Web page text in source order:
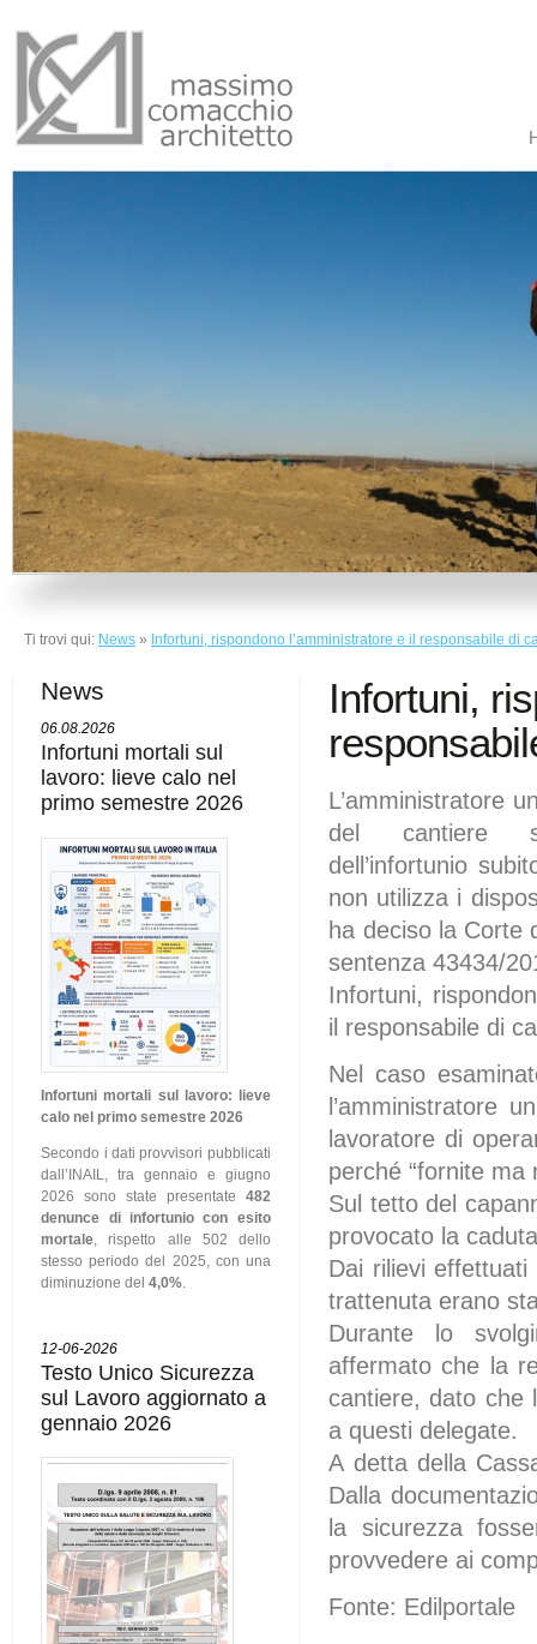
Ti trovi qui: News » Infortuni, rispondono l’amministratore e il responsabile di
News
06.08.2026
Infortuni mortali sul
lavoro: lieve calo nel
primo semestre 2026
Infortuni mortali sul lavoro: lieve
calo nel primo semestre 2026
Secondo i dati provvisori pubblicati
dall’INAIL, tra gennaio e giugno
2026 sono state presentate 482
denunce di infortunio con esito
mortale , rispetto alle 502 dello
stesso periodo del 2025, con una
diminuzione del4,0%
12-06-2026
Testo Unico Sicurezza
sul Lavoro aggiornato a
gennaio 2026
Infortuni,
L’amministratore
del cantiere
dell’infortunio
non utilizza i
ha deciso la Corte
sentenza 43434/
Infortuni,
il responsabile di
Nel caso
l’amministratore
lavoratore di
perché “fornite ma
Sul tetto del
provocato la
Dai rilievi
trattenuta erano
Durante lo
affermato che la
cantiere, dato che
a questi delegate.
A detta della
Dalla
la sicurezza
provvedere ai
Fonte: Edilportale